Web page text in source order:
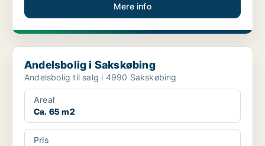
Mere info
Andelsbolig i Sakskøbing
Andelsbolig i Sakskøbing
Andelsbolig til salg i 4990 Sakskøbing
Areal
Ca. 65 m2
Pris